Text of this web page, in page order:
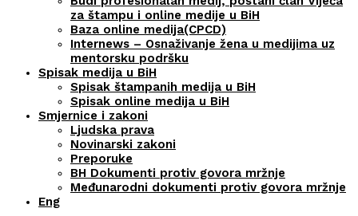
za štampu i online medije u BiH
Baza online medija(CPCD)
Internews – Osnaživanje žena u medijima uz
mentorsku podršku
Spisak medija u BiH
Spisak štampanih medija u BiH
Spisak online medija u BiH
Smjernice i zakoni
Ljudska prava
Novinarski zakoni
Preporuke
BH Dokumenti protiv govora mržnje
Međunarodni dokumenti protiv govora mržnje
Eng